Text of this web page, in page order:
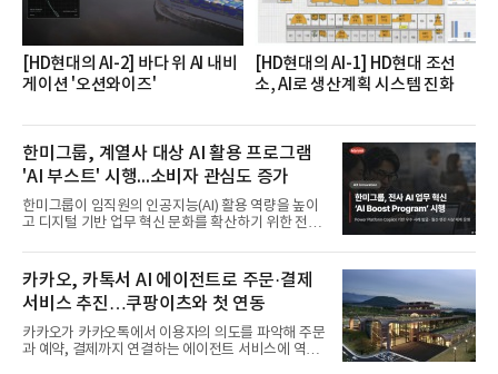
[HD현대의 AI-2] 바다 위 AI 내비
게이션 '오션와이즈'
[HD현대의 AI-1] HD현대 조선
소, AI로 생산계획 시스템 진화
한미그룹, 계열사 대상 AI 활용 프로그램
'AI 부스트' 시행...소비자 관심도 증가
한미그룹이 임직원의 인공지능(AI) 활용 역량을 높이
고 디지털 기반 업무 혁신 문화를 확산하기 위한 전사
한미약품 등 전 계열사 임직원들이 AI와 디지털 기술
을 활용해 업무 방식을 혁신하고 실질적인 성과를 창
출할 수 있도록 지원하는 'Hanmi AI Boost
Program(한미 AI 부스트 프로그램)'을 시행한다고 6
일 밝혔다.이번 프로그램은 단순한 AI 활용 시도를 넘
어 실제 업무 개선과 현업 적용, 조직 내 확산까지 이
어지는 자발적 실행 중심의 상향식(Bottom-up) 프로
카카오, 카톡서 AI 에이전트로 주문·결제
서비스 추진…쿠팡이츠와 첫 연동
카카오가 카카오톡에서 이용자의 의도를 파악해 주문
과 예약, 결제까지 연결하는 에이전트 서비스에 역량